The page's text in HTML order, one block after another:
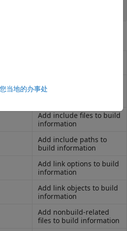
definitions to build
Add include files to build
information
Add include paths to
build information
Add link options to build
information
Add link objects to build
information
Add nonbuild-related
files to build information
当地的办事处